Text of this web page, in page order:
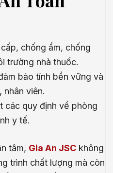
chống ẩm, chống
trường nhà thuốc.
bảo tính bền vững và
nhân viên.
các quy định về phòng
y tế.
tâm, Gia An JSC không
trình chất lượng mà còn